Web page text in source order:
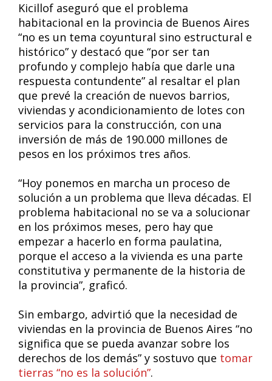
Kicillof aseguró que el problema
habitacional en la provincia de Buenos Aires
“no es un tema coyuntural sino estructural e
histórico” y destacó que “por ser tan
profundo y complejo había que darle una
respuesta contundente” al resaltar el plan
que prevé la creación de nuevos barrios,
viviendas y acondicionamiento de lotes con
servicios para la construcción, con una
inversión de más de 190.000 millones de
pesos en los próximos tres años.
“Hoy ponemos en marcha un proceso de
solución a un problema que lleva décadas. El
problema habitacional no se va a solucionar
en los próximos meses, pero hay que
empezar a hacerlo en forma paulatina,
porque el acceso a la vivienda es una parte
constitutiva y permanente de la historia de
la provincia”, graficó.
Sin embargo, advirtió que la necesidad de
viviendas en la provincia de Buenos Aires “no
significa que se pueda avanzar sobre los
derechos de los demás” y sostuvo que tomar
tierras “no es la solución”.